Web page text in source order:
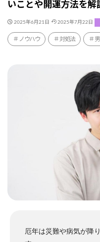
いことや開運方法を解
2025年6月21日 2025年7月22日
ノウハウ 対処法
厄年は災難や病気が降